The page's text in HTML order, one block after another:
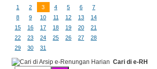
1 2 3 4 5 6
7
8
9 10 11 12 13
14
15
16 17 18 19 20
21
22
23 24 25 26 27
28
29
30 31
Cari di e-RH